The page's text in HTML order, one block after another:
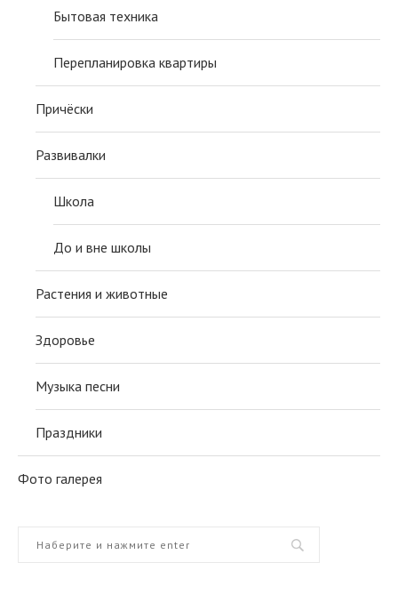
Бытовая техника
Перепланировка квартиры
Причёски
Развивалки
Школа
До и вне школы
Растения и животные
Здоровье
Музыка песни
Праздники
Фото галерея